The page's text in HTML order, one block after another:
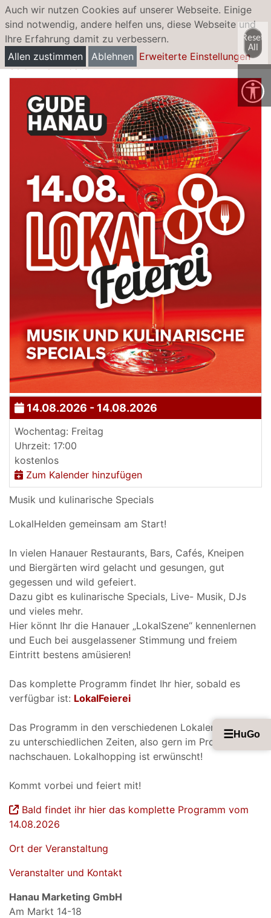
Auch wir nutzen Cookies auf unserer Webseite. Einige
sind notwendig, andere helfen uns, diese Webseite und
Ihre Erfahrung damit zu verbessern.
Allen zustimmen
Ablehnen Erweiterte Einstellungen
LokalFeierei
Seid HEUTE dabei!
14.08.2026 - 14.08.2026
Wochentag: Freitag
Uhrzeit: 17:00
kostenlos
Zum Kalender hinzufügen
Musik und kulinarische Specials
LokalHelden gemeinsam am Start!
In vielen Hanauer Restaurants, Bars, Cafés, Kneipen
und Biergärten wird gelacht und gesungen, gut
gegessen und wild gefeiert.
Dazu gibt es kulinarische Specials, Live- Musik, DJs
und vieles mehr.
Hier könnt Ihr die Hanauer „LokalSzene“ kennenlernen
und Euch bei ausgelassener Stimmung und freiem
Eintritt bestens amüsieren!
Das komplette Programm findet Ihr hier, sobald es
verfügbar ist: LokalFeierei
Das Programm in den verschiedenen Lokalen startet
zu unterschiedlichen Zeiten, also gern im Programm
nachschauen. Lokalhopping ist erwünscht!
Kommt vorbei und feiert mit!
Bald findet ihr hier das komplette Programm vom
14.08.2026
Ort der Veranstaltung
Veranstalter und Kontakt
Hanau Marketing GmbH
Am Markt 14-18
☰HuGo
Reset
All